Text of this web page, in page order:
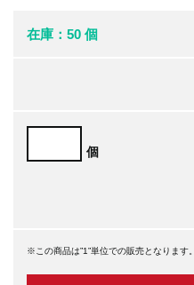
在庫：50 個
個
※この商品は”1”単位での販売となります。